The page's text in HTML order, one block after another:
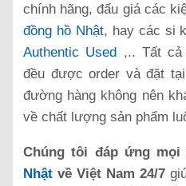
chính hãng, đấu giá các
đồng hồ Nhật, hay các si
Authentic Used ,.. Tất
đều được order và đặt
đường hàng không nên
về chất lượng sản phẩm
Chúng tôi đáp ứng mọi
Nhật về Việt Nam 24/7